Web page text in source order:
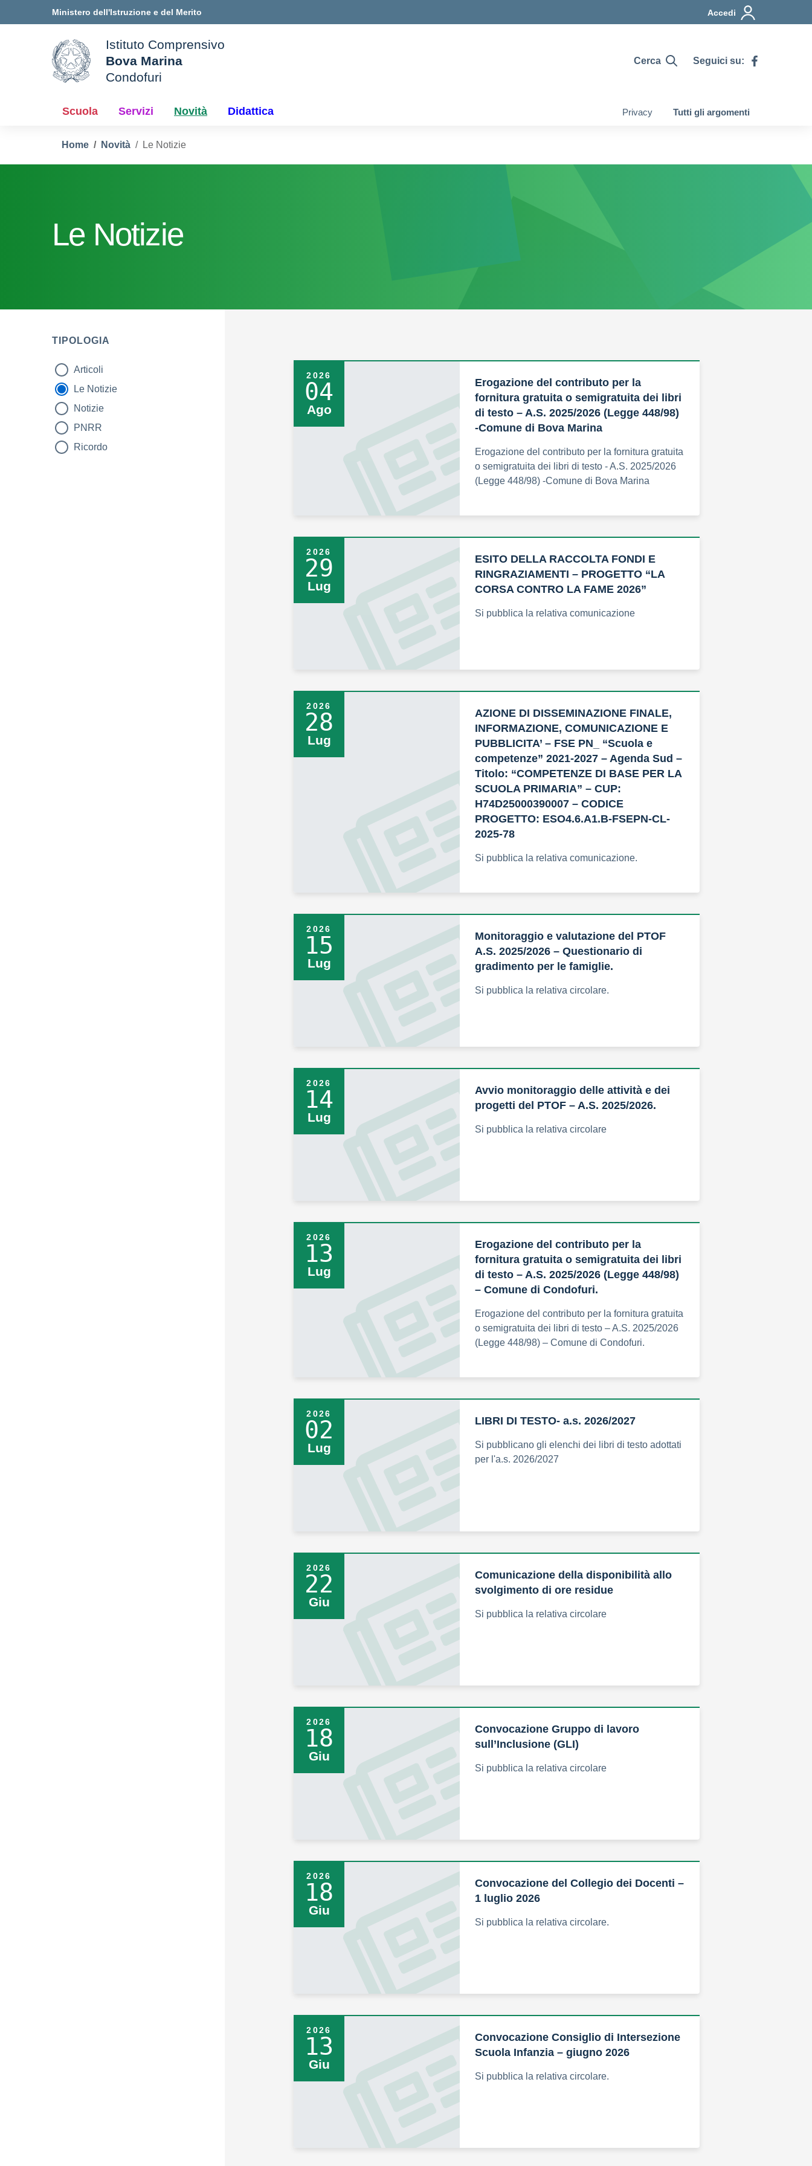
Ministero dell'Istruzione e del Merito Accedi
della scuola
Istituto Comprensivo
Bova Marina
Condofuri
Cerca Seguici su:
Scuola Servizi Novità Didattica Privacy Tutti gli argomenti
Home Novità Le Notizie
Le Notizie
TIPOLOGIA
tipologia di articoli
Articoli
Le Notizie
Notizie
PNRR
Ricordo
2026
04
Ago
Erogazione del contributo per la
fornitura gratuita o semigratuita dei libri
di testo – A.S. 2025/2026 (Legge 448/98)
-Comune di Bova Marina
Erogazione del contributo per la fornitura gratuita
o semigratuita dei libri di testo - A.S. 2025/2026
(Legge 448/98) -Comune di Bova Marina
2026
29
Lug
ESITO DELLA RACCOLTA FONDI E
RINGRAZIAMENTI – PROGETTO “LA
CORSA CONTRO LA FAME 2026”
Si pubblica la relativa comunicazione
2026
28
Lug
AZIONE DI DISSEMINAZIONE FINALE,
INFORMAZIONE, COMUNICAZIONE E
PUBBLICITA’ – FSE PN_ “Scuola e
competenze” 2021-2027 – Agenda Sud –
Titolo: “COMPETENZE DI BASE PER LA
SCUOLA PRIMARIA” – CUP:
H74D25000390007 – CODICE
PROGETTO: ESO4.6.A1.B-FSEPN-CL-
2025-78
Si pubblica la relativa comunicazione.
2026
15
Lug
Monitoraggio e valutazione del PTOF
A.S. 2025/2026 – Questionario di
gradimento per le famiglie.
Si pubblica la relativa circolare.
2026
14
Lug
Avvio monitoraggio delle attività e dei
progetti del PTOF – A.S. 2025/2026.
Si pubblica la relativa circolare
2026
13
Lug
Erogazione del contributo per la
fornitura gratuita o semigratuita dei libri
di testo – A.S. 2025/2026 (Legge 448/98)
– Comune di Condofuri.
Erogazione del contributo per la fornitura gratuita
o semigratuita dei libri di testo – A.S. 2025/2026
(Legge 448/98) – Comune di Condofuri.
2026
02
Lug
LIBRI DI TESTO- a.s. 2026/2027
Si pubblicano gli elenchi dei libri di testo adottati
per l'a.s. 2026/2027
2026
22
Giu
Comunicazione della disponibilità allo
svolgimento di ore residue
Si pubblica la relativa circolare
2026
18
Giu
Convocazione Gruppo di lavoro
sull’Inclusione (GLI)
Si pubblica la relativa circolare
2026
18
Giu
Convocazione del Collegio dei Docenti –
1 luglio 2026
Si pubblica la relativa circolare.
2026
13
Giu
Convocazione Consiglio di Intersezione
Scuola Infanzia – giugno 2026
Si pubblica la relativa circolare.